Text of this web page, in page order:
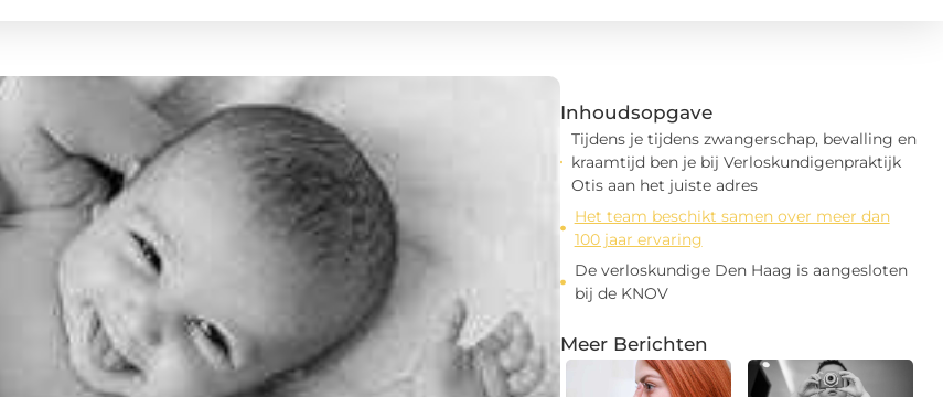
Inhoudsopgave
Tijdens je tijdens zwangerschap, bevalling en
kraamtijd ben je bij Verloskundigenpraktijk
Otis aan het juiste adres
Het team beschikt samen over meer dan
100 jaar ervaring
De verloskundige Den Haag is aangesloten
bij de KNOV
Meer Berichten